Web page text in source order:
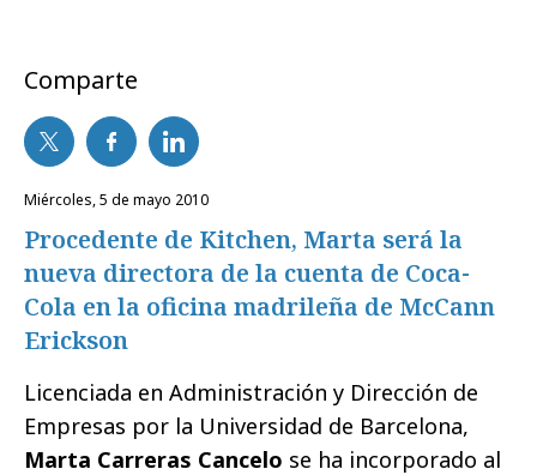
Comparte
miércoles, 5 de mayo 2010
Procedente de Kitchen, Marta será la
nueva directora de la cuenta de Coca-
Cola en la oficina madrileña de McCann
Erickson
Licenciada en Administración y Dirección de
Empresas por la Universidad de Barcelona,
Marta Carreras Cancelo se ha incorporado al